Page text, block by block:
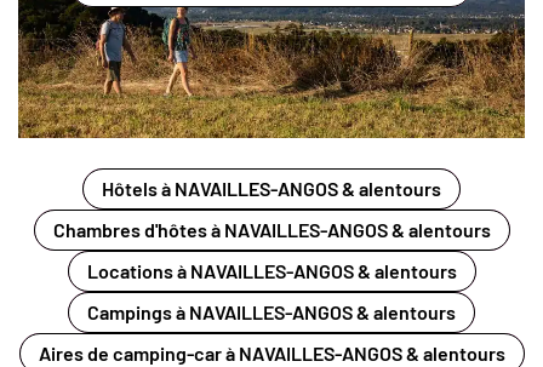
Hôtels à NAVAILLES-ANGOS & alentours
Chambres d'hôtes à NAVAILLES-ANGOS & alentours
Locations à NAVAILLES-ANGOS & alentours
Campings à NAVAILLES-ANGOS & alentours
Aires de camping-car à NAVAILLES-ANGOS & alentours